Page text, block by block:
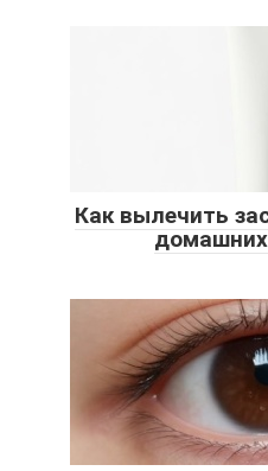
Как вылечить